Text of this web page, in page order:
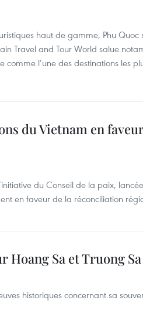
haut de gamme, Phu Quoc
Travel and Tour World salue
comme l’une des destinations les
du Vietnam en
du Conseil de la paix,
en faveur de la réconciliation
Hoang Sa et Truong Sa
historiques concernant sa